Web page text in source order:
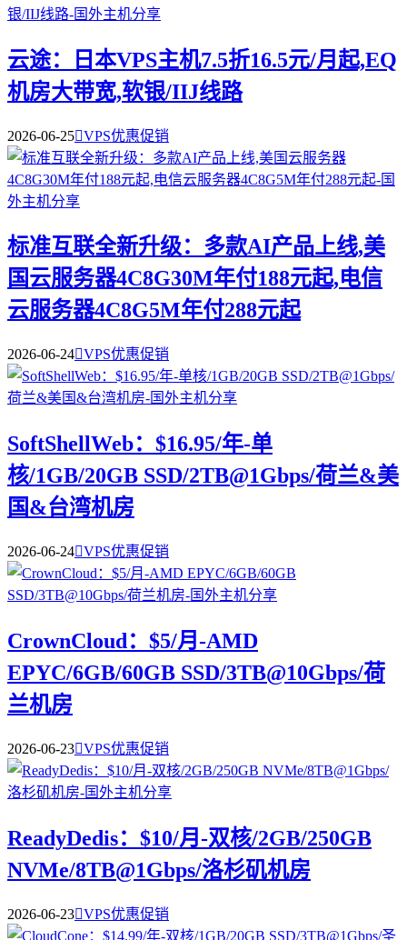
云途：日本VPS主机7.5折16.5元/月起,EQ
机房大带宽,软银/IIJ线路
2026-06-25VPS优惠促销
标准互联全新升级：多款AI产品上线,美
国云服务器4C8G30M年付188元起,电信
云服务器4C8G5M年付288元起
2026-06-24VPS优惠促销
SoftShellWeb：$16.95/年-单
核/1GB/20GB SSD/2TB@1Gbps/荷兰&美
国&台湾机房
2026-06-24VPS优惠促销
CrownCloud：$5/月-AMD
EPYC/6GB/60GB SSD/3TB@10Gbps/荷
兰机房
2026-06-23VPS优惠促销
ReadyDedis：$10/月-双核/2GB/250GB
NVMe/8TB@1Gbps/洛杉矶机房
2026-06-23VPS优惠促销